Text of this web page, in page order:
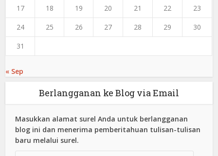
17 18 19 20 21 22 23
24 25 26 27 28 29 30
31
« Sep
Berlangganan ke Blog via Email
Masukkan alamat surel Anda untuk berlangganan
blog ini dan menerima pemberitahuan tulisan-tulisan
baru melalui surel.